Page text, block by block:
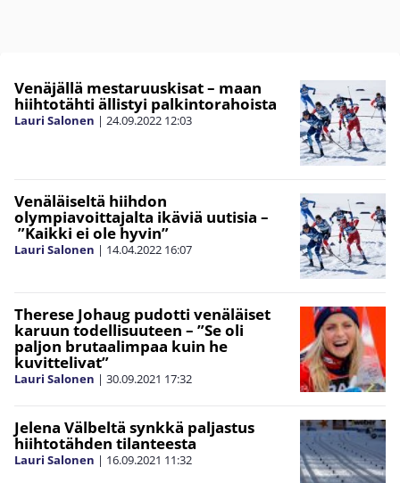
Venäjällä mestaruuskisat – maan
hiihtotähti ällistyi palkintorahoista
Lauri Salonen | 24.09.2022 12:03
Venäläiseltä hiihdon
olympiavoittajalta ikäviä uutisia –
”Kaikki ei ole hyvin”
Lauri Salonen | 14.04.2022 16:07
Therese Johaug pudotti venäläiset
karuun todellisuuteen – ”Se oli
paljon brutaalimpaa kuin he
kuvittelivat”
Lauri Salonen | 30.09.2021 17:32
Jelena Välbeltä synkkä paljastus
hiihtotähden tilanteesta
Lauri Salonen | 16.09.2021 11:32